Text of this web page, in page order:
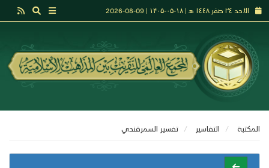
الأحد ٢٤ صفر ١٤٤٨ هـ | ۱۸-۰۵-۱۴۰۵ | 09-08-2026
المكتبة التفاسير تفسير السمرقندي